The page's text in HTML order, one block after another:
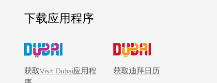
下载应用程序
获取Visit Dubai应用程
获取迪拜日历